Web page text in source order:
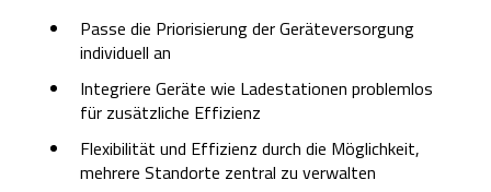
Passe die Priorisierung der Geräteversorgung
individuell an
Integriere Geräte wie Ladestationen problemlos
für zusätzliche Effizienz
Flexibilität und Effizienz durch die Möglichkeit,
mehrere Standorte zentral zu verwalten